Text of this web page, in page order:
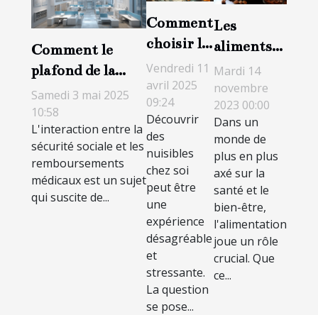
Comment le
plafond de la
sécurité sociale
influence les
remboursements
médicaux
Samedi 3 mai 2025
10:58
L'interaction entre la
sécurité sociale et les
remboursements
médicaux est un sujet
qui suscite de...
Comment
choisir le
bon
service de
lutte
contre les
nuisibles
Vendredi 11
avril 2025
09:24
Découvrir
des
nuisibles
chez soi
peut être
une
expérience
désagréable
et
stressante.
La question
se pose...
Les
aliments
naturels
pour
booster
votre
bien-être
Mardi 14
novembre
2023 00:00
Dans un
monde de
plus en plus
axé sur la
santé et le
bien-être,
l'alimentation
joue un rôle
crucial. Que
ce...